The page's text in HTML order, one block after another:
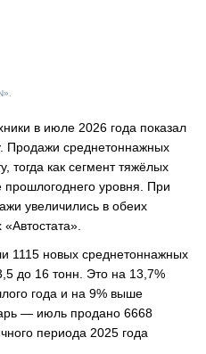
в июле 2026 года показал
Продажи среднетоннажных
тогда как сегмент тяжёлых
прошлогоднего уровня. При
увеличились в обеих
1115 новых среднетоннажных
до 16 тонн. Это на 13,7%
года и на 9% выше
— июль продано 6668
периода 2025 года